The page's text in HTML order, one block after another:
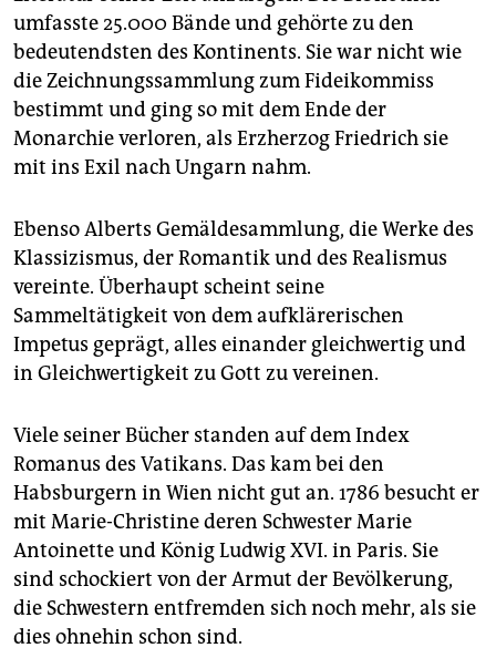
umfasste 25.000 Bände und gehörte zu den
bedeutendsten des Kontinents. Sie war nicht wie
die Zeichnungssammlung zum Fideikommiss
bestimmt und ging so mit dem Ende der
Monarchie verloren, als Erzherzog Friedrich sie
mit ins Exil nach Ungarn nahm.
Ebenso Alberts Gemäldesammlung, die Werke des
Klassizismus, der Romantik und des Realismus
vereinte. Überhaupt scheint seine
Sammeltätigkeit von dem aufklärerischen
Impetus geprägt, alles einander gleichwertig und
in Gleichwertigkeit zu Gott zu vereinen.
Viele seiner Bücher standen auf dem Index
Romanus des Vatikans. Das kam bei den
Habsburgern in Wien nicht gut an. 1786 besucht er
mit Marie-Christine deren Schwester Marie
Antoinette und König Ludwig XVI. in Paris. Sie
sind schockiert von der Armut der Bevölkerung,
die Schwestern entfremden sich noch mehr, als sie
dies ohnehin schon sind.